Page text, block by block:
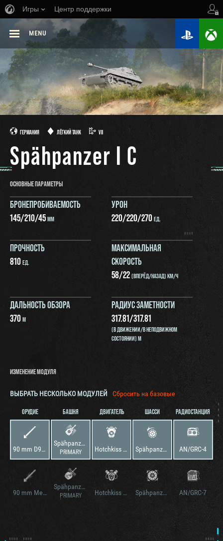
Игры Центр поддержки
MENU
ГЕРМАНИЯ ЛЁГКИЙ ТАНК VII
Spähpanzer I C
ОСНОВНЫЕ ПАРАМЕТРЫ
БРОНЕПРОБИВАЕМОСТЬ
145/210/45ММ
УРОН
220/220/270ЕД.
ПРОЧНОСТЬ
810ЕД.
МАКСИМАЛЬНАЯ
СКОРОСТЬ
58/22(ВПЕРЁД/НАЗАД) КМ/Ч
ДАЛЬНОСТЬ ОБЗОРА
370М
РАДИУС ЗАМЕТНОСТИ
317.81/317.81
(В ДВИЖЕНИИ/В НЕПОДВИЖНОМ
СОСТОЯНИИ) М
ИЗМЕНЕНИЕ МОДУЛЯ
ВЫБРАТЬ НЕСКОЛЬКО МОДУЛЕЙ Сбросить на базовые
ОРУДИЕ
90 mm D921 F1
90 mm Mecar
БАШНЯ
Spähpanzer I C PT I
PRIMARY
Spähpanzer I C PT II Rh.-Nr. WK-G2
PRIMARY
ДВИГАТЕЛЬ
Hotchkiss 6-Zyl. Benzin 164 PS
Hotchkiss 6-Zyl. Benzin 195 PS
ШАССИ
Spähpanzer I C PT I
Spähpanzer I C PT II
РАДИОСТАНЦИЯ
AN/GRC-4
AN/GRC-7